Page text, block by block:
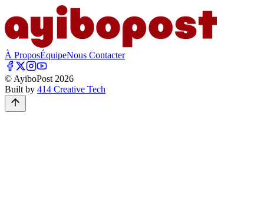
À ProposÉquipeNous Contacter
© AyiboPost 2026
Built by 414 Creative Tech